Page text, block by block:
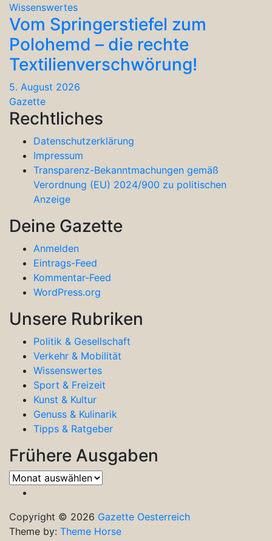
Wissenswertes
Vom Springerstiefel zum
Polohemd – die rechte
Textilienverschwörung!
5. August 2026
Gazette
Rechtliches
Datenschutzerklärung
Impressum
Transparenz-Bekanntmachungen gemäß
Verordnung (EU) 2024/900 zu politischen
Anzeige
Deine Gazette
Anmelden
Eintrags-Feed
Kommentar-Feed
WordPress.org
Unsere Rubriken
Politik & Gesellschaft
Verkehr & Mobilität
Wissenswertes
Sport & Freizeit
Kunst & Kultur
Genuss & Kulinarik
Tipps & Ratgeber
Frühere Ausgaben
Frühere
Ausgaben
Copyright © 2026 Gazette Oesterreich
Theme by: Theme Horse